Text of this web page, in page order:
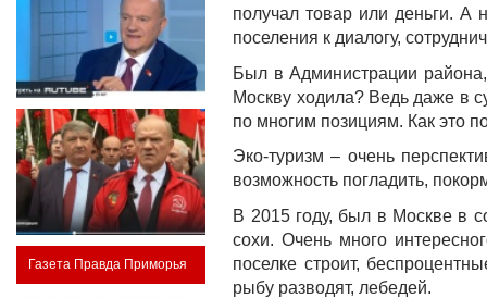
Газета Правда Приморья
получал товар или деньги.
поселения к диалогу,
Был в Администрации
Москву ходила? Ведь даже в
по многим позициям. Как это
Эко-туризм – очень
возможность погладить,
В 2015 году, был в Москве в
сохи. Очень много
поселке строит,
рыбу разводят, лебедей.